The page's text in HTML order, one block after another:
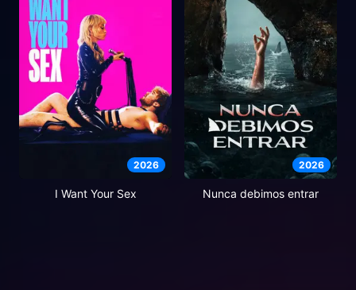
2026
I Want Your Sex
2026
Nunca debimos entrar